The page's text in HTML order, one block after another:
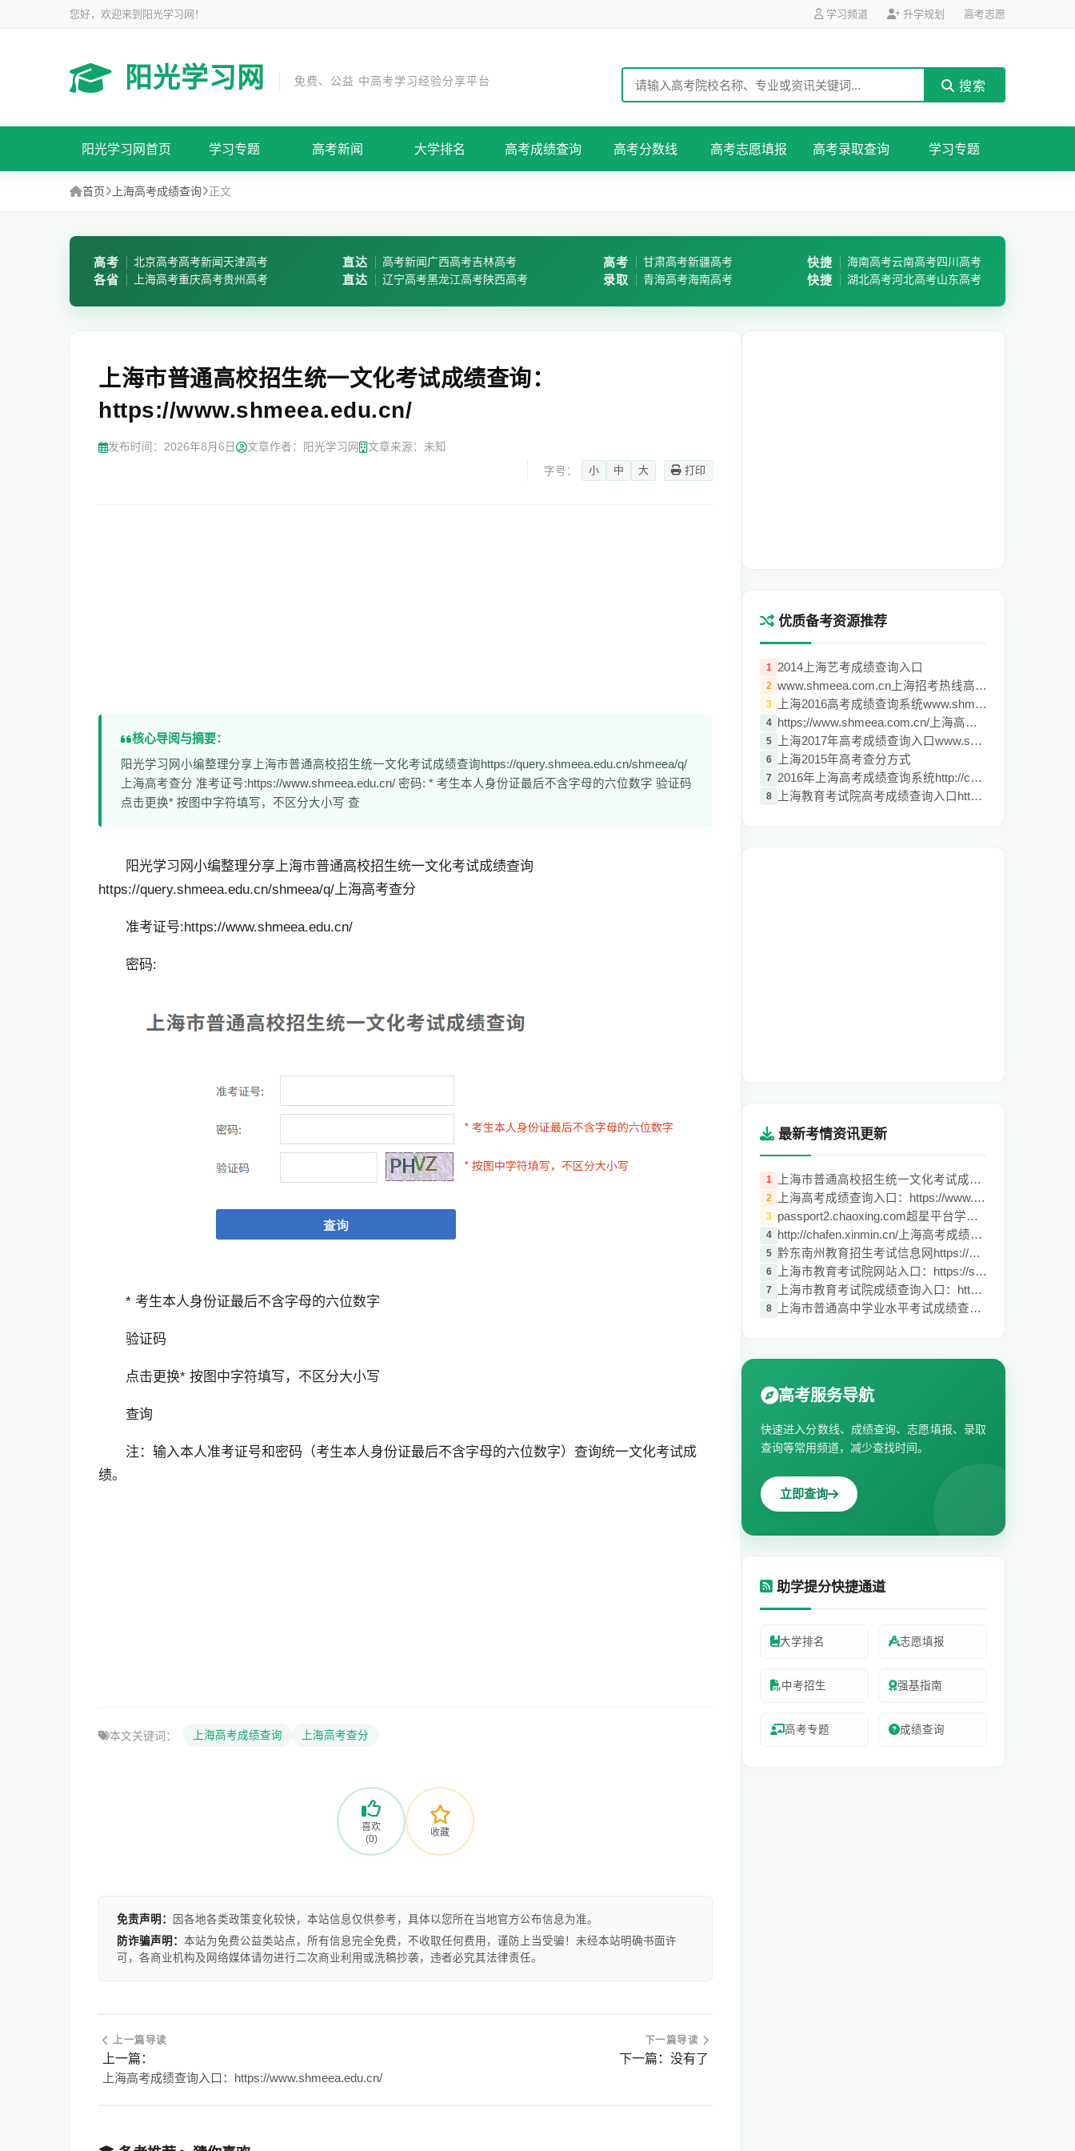
您好，欢迎来到阳光学习网！ 学习频道 升学规划 高考志愿
阳光学习网 免费、公益 中高考学习经验分享平台 搜索
阳光学习网首页 学习专题 高考新闻 大学排名 高考成绩查询 高考分数线 高考志愿填报 高考录取查询 学习专题
首页 上海高考成绩查询 正文
高考 北京高考高考新闻天津高考
各省 上海高考重庆高考贵州高考
直达 高考新闻广西高考吉林高考
直达 辽宁高考黑龙江高考陕西高考
高考 甘肃高考新疆高考
录取 青海高考海南高考
快捷 海南高考云南高考四川高考
快捷 湖北高考河北高考山东高考
上海市普通高校招生统一文化考试成绩查询：
https://www.shmeea.edu.cn/
发布时间： 2026年8月6日 文章作者：阳光学习网
文章来源：未知
字号：
小 中 大 打印
核心导阅与摘要：
阳光学习网小编整理分享上海市普通高校招生统一文化考试成绩查询https://query.shmeea.edu.cn/shmeea/q/
上海高考查分 准考证号:https://www.shmeea.edu.cn/ 密码: * 考生本人身份证最后不含字母的六位数字 验证码
点击更换* 按图中字符填写，不区分大小写 查
阳光学习网小编整理分享上海市普通高校招生统一文化考试成绩查询
https://query.shmeea.edu.cn/shmeea/q/上海高考查分
准考证号:https://www.shmeea.edu.cn/
密码:
* 考生本人身份证最后不含字母的六位数字
验证码
点击更换* 按图中字符填写，不区分大小写
查询
注：输入本人准考证号和密码（考生本人身份证最后不含字母的六位数字）查询统一文化考试成
绩。
本文关键词： 上海高考成绩查询 上海高考查分
喜欢
(0)
收藏
免责声明：
因各地各类政策变化较快，本站信息仅供参考，具体以您所在当地官方公布信息为准。
防诈骗声明： 本站为免费公益类站点，所有信息完全免费，不收取任何费用，谨防上当受骗！未经本站明确书面许
可，各商业机构及网络媒体请勿进行二次商业利用或洗稿抄袭，违者必究其法律责任。
上一篇导读
上一篇：
上海高考成绩查询入口：https://www.shmeea.edu.cn/
下一篇导读
下一篇：没有了
优质备考资源推荐
1 2014上海艺考成绩查询入口
2 www.shmeea.com.cn上海招考热线高考成绩查
3 上海2016高考成绩查询系统www.shmeea.edu.c
4 https;//www.shmeea.com.cn/上海高考成绩查
5 上海2017年高考成绩查询入口www.shmeea.edu
6 上海2015年高考查分方式
7 2016年上海高考成绩查询系统http://chafen.
8 上海教育考试院高考成绩查询入口http;//www
最新考情资讯更新
1 上海市普通高校招生统一文化考试成绩查询：
2 上海高考成绩查询入口：https://www.shmeea
3 passport2.chaoxing.com超星平台学生登录入
4 http://chafen.xinmin.cn/上海高考成绩查询
5 黔东南州教育招生考试信息网https://www.qd
6 上海市教育考试院网站入口：https://shmeea
7 上海市教育考试院成绩查询入口：https://ww
8 上海市普通高中学业水平考试成绩查询入口
高考服务导航
快速进入分数线、成绩查询、志愿填报、录取
查询等常用频道，减少查找时间。
立即查询
助学提分快捷通道
大学排名 志愿填报
中考招生 强基指南
高考专题 成绩查询